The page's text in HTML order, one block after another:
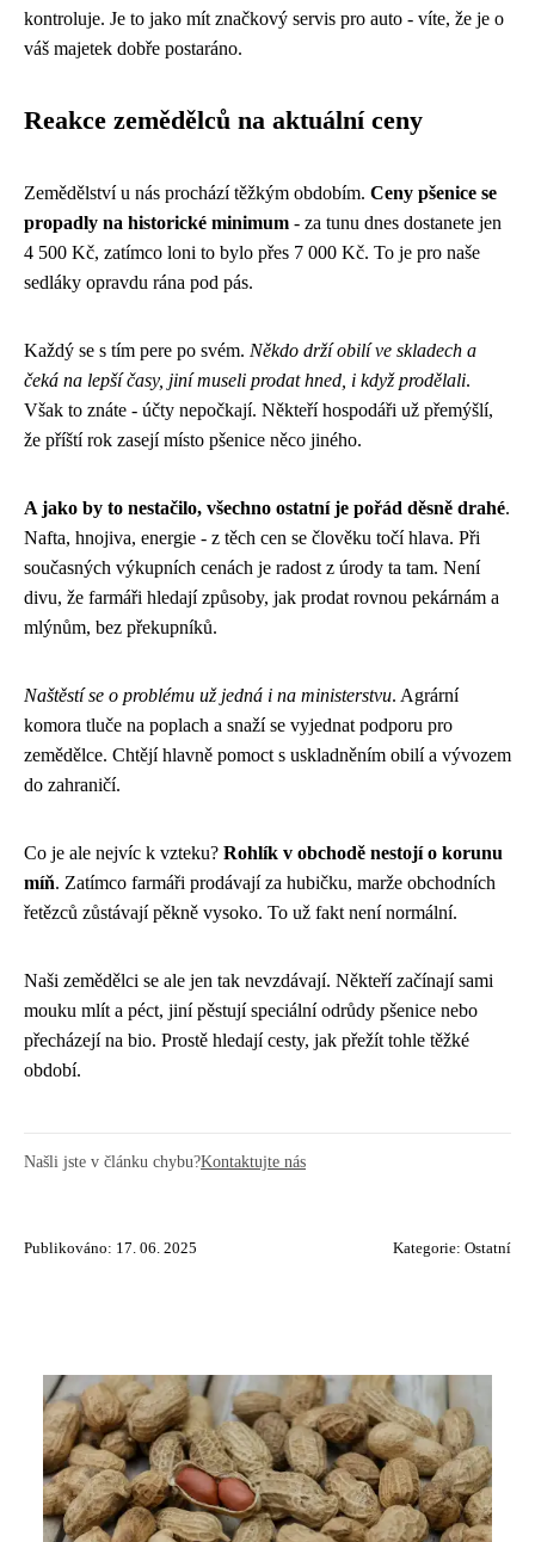
kontroluje. Je to jako mít značkový servis pro auto - víte, že je o
váš majetek dobře postaráno.
Reakce zemědělců na aktuální ceny
Zemědělství u nás prochází těžkým obdobím. Ceny pšenice se
propadly na historické minimum - za tunu dnes dostanete jen
4 500 Kč, zatímco loni to bylo přes 7 000 Kč. To je pro naše
sedláky opravdu rána pod pás.
Každý se s tím pere po svém. Někdo drží obilí ve skladech a
čeká na lepší časy, jiní museli prodat hned, i když prodělali.
Však to znáte - účty nepočkají. Někteří hospodáři už přemýšlí,
že příští rok zasejí místo pšenice něco jiného.
A jako by to nestačilo, všechno ostatní je pořád děsně drahé.
Nafta, hnojiva, energie - z těch cen se člověku točí hlava. Při
současných výkupních cenách je radost z úrody ta tam. Není
divu, že farmáři hledají způsoby, jak prodat rovnou pekárnám a
mlýnům, bez překupníků.
Naštěstí se o problému už jedná i na ministerstvu. Agrární
komora tluče na poplach a snaží se vyjednat podporu pro
zemědělce. Chtějí hlavně pomoct s uskladněním obilí a vývozem
do zahraničí.
Co je ale nejvíc k vzteku? Rohlík v obchodě nestojí o korunu
míň. Zatímco farmáři prodávají za hubičku, marže obchodních
řetězců zůstávají pěkně vysoko. To už fakt není normální.
Naši zemědělci se ale jen tak nevzdávají. Někteří začínají sami
mouku mlít a péct, jiní pěstují speciální odrůdy pšenice nebo
přecházejí na bio. Prostě hledají cesty, jak přežít tohle těžké
období.
Našli jste v článku chybu?Kontaktujte nás
Publikováno: 17. 06. 2025 Kategorie: Ostatní